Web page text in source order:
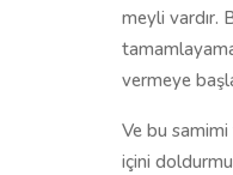
meyli vardır.
vermeye
Ve bu samimi
içini